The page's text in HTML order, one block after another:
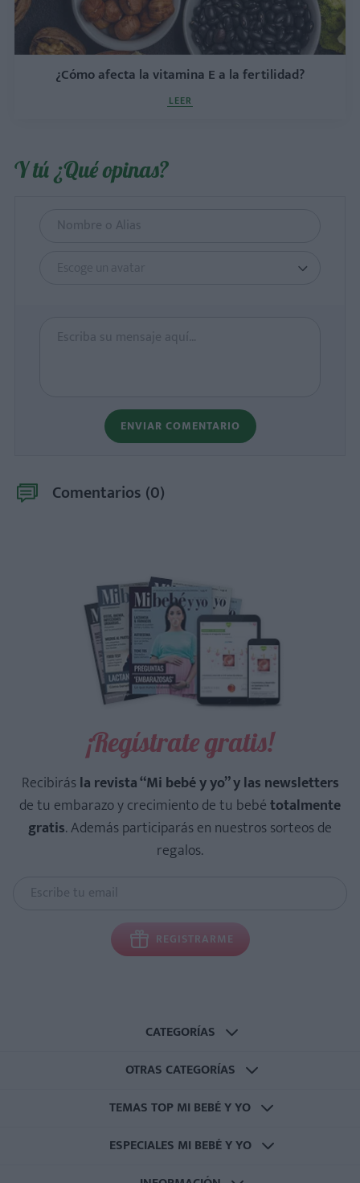
¿Cómo afecta la vitamina E a la fertilidad?
LEER
Y tú ¿Qué opinas?
Escoge un avatar
ENVIAR COMENTARIO
Comentarios (0)
¡Regístrate gratis!
Recibirásla revista “Mi bebé y yo” y las newsletters
de tu embarazo y crecimiento de tu bebétotalmente
gratis. Además participarás en nuestros sorteos de
regalos.
REGISTRARME
CATEGORÍAS
OTRAS CATEGORÍAS
TEMAS TOP MI BEBÉ Y YO
ESPECIALES MI BEBÉ Y YO